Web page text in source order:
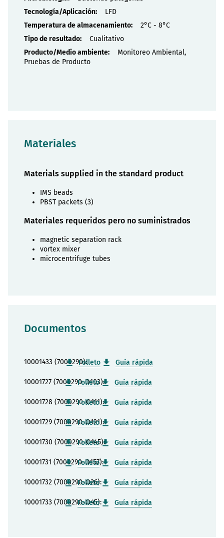
LFD
2°C - 8°C
Cualitativo
Monitoreo Ambiental,
Pruebas de Producto
Materiales
Materials supplied in the standard product
IMS beads
PBST packets (3)
Materiales requeridos pero no suministrados
magnetic separation rack
vortex mixer
microcentrifuge tubes
Documentos
10001433 (7000290):Folleto Guía rápida
10001727 (7000290-O103):
Folleto Guía rápida
10001728 (7000290-O111):
Folleto Guía rápida
10001729 (7000290-O121):
Folleto Guía rápida
10001730 (7000290-O145):
Folleto Guía rápida
10001731 (7000290-O157):
Folleto Guía rápida
10001732 (7000290-O26):
Folleto Guía rápida
10001733 (7000290-O45):
Folleto Guía rápida